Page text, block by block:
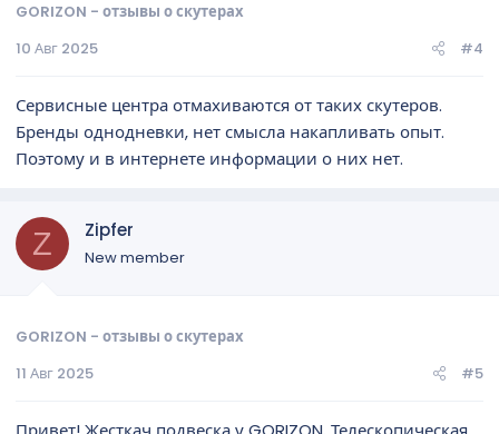
GORIZON - отзывы о скутерах
10 Авг 2025
#4
Сервисные центра отмахиваются от таких скутеров.
Бренды однодневки, нет смысла накапливать опыт.
Поэтому и в интернете информации о них нет.
Z Zipfer
New member
GORIZON - отзывы о скутерах
11 Авг 2025
#5